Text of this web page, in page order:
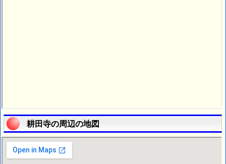
耕田寺の周辺の地図